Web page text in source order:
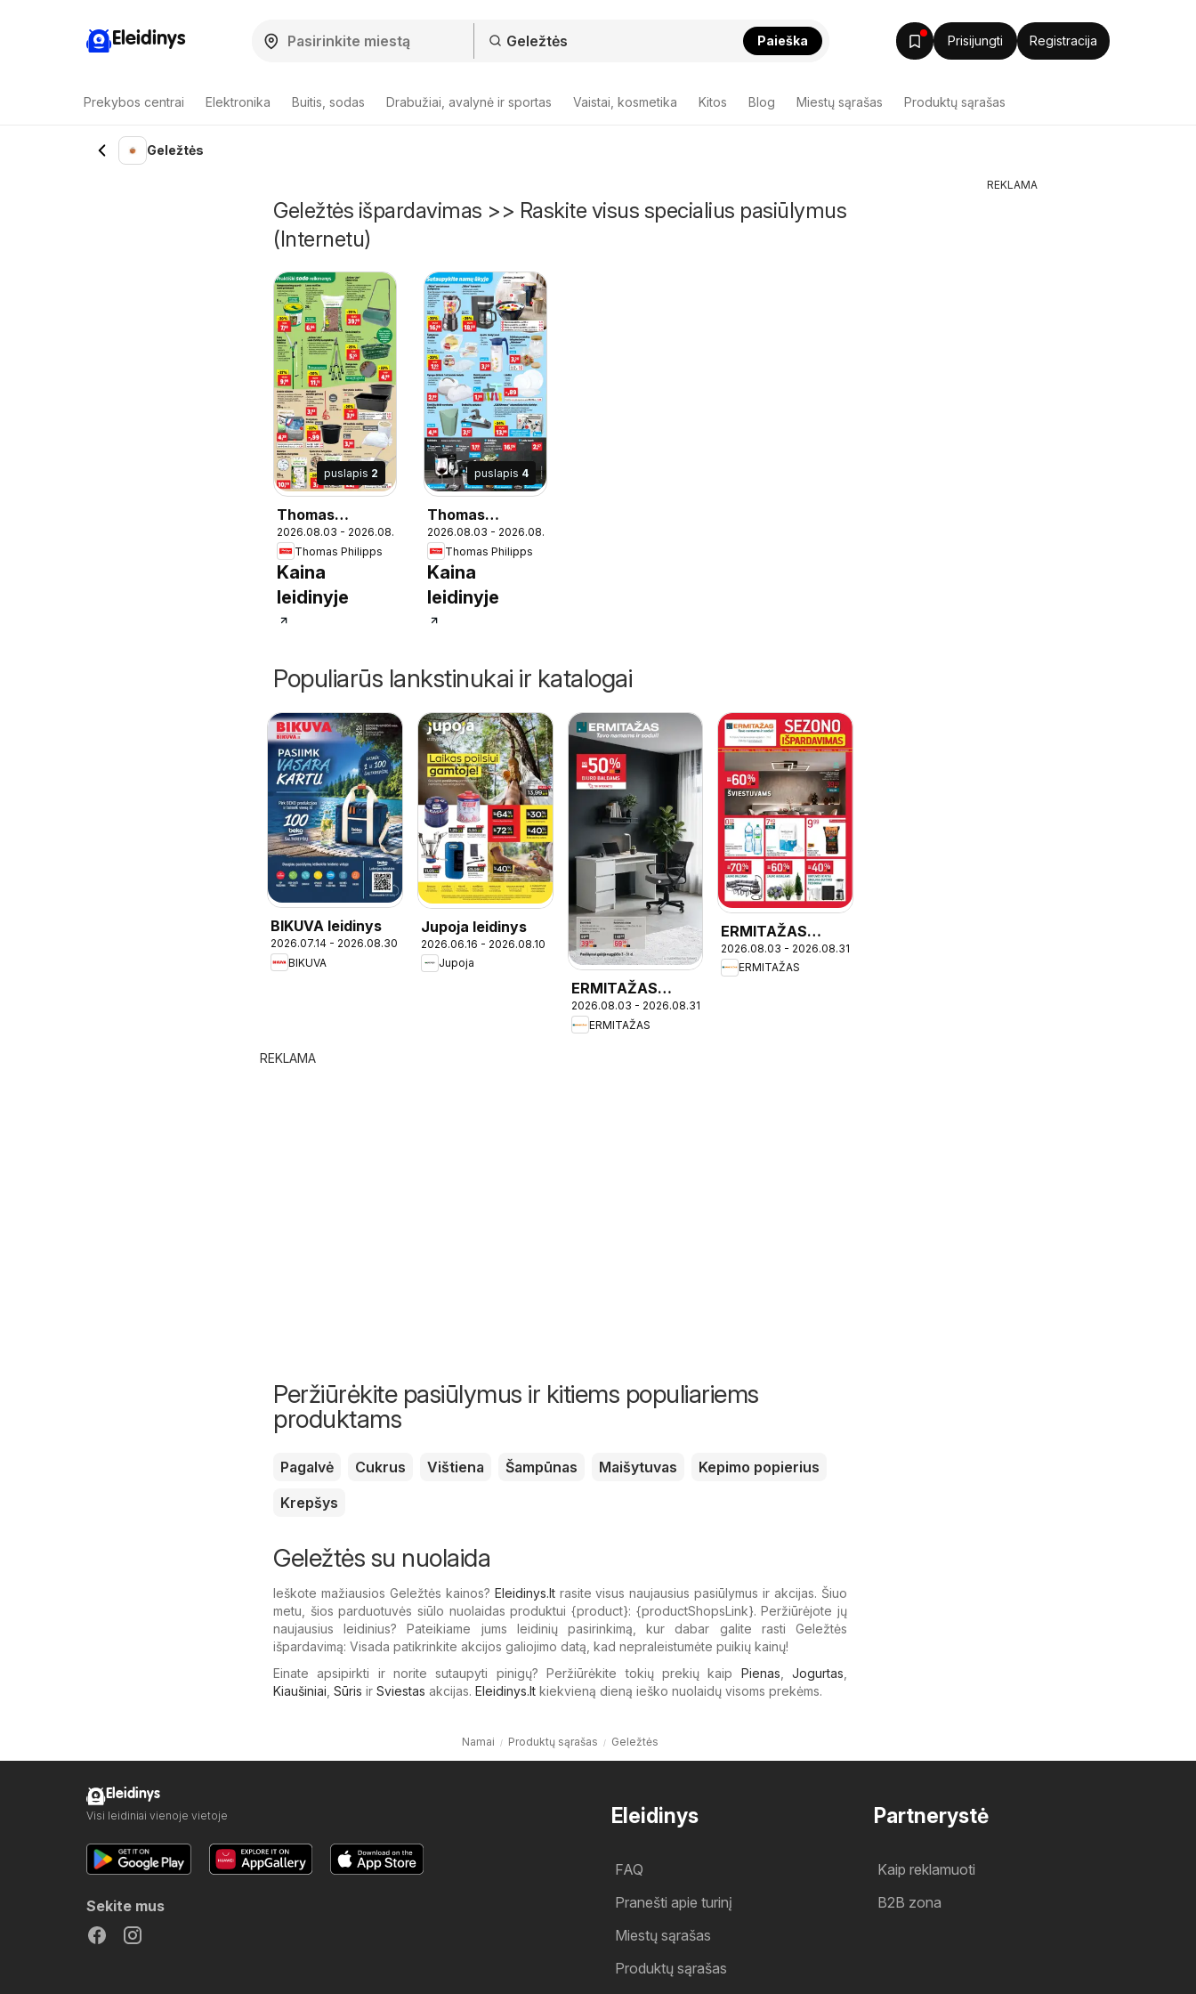
Eleidinys Paieška Prisijungti Registracija
Prekybos centrai Elektronika Buitis, sodas Drabužiai, avalynė ir sportas Vaistai, kosmetika Kitos Blog Miestų sąrašas Produktų sąrašas
Geležtės
Geležtės išpardavimas >> Raskite visus specialius pasiūlymus
(Internetu)
puslapis 2
Thomas
Philipps leidinys
2026.08.03 - 2026.08.09
Thomas Philipps
Kaina
leidinyje
puslapis 4
Thomas
Philipps leidinys
2026.08.03 - 2026.08.09
Thomas Philipps
Kaina
leidinyje
Populiarūs lankstinukai ir katalogai
BIKUVA leidinys
2026.07.14 - 2026.08.30
BIKUVA
Jupoja leidinys
2026.06.16 - 2026.08.10
Jupoja
ERMITAŽAS
leidinys -
Mokyklinis
2026.08.03 - 2026.08.31
ERMITAŽAS
ERMITAŽAS
leidinys
2026.08.03 - 2026.08.31
ERMITAŽAS
REKLAMA
Peržiūrėkite pasiūlymus ir kitiems populiariems
produktams
Pagalvė Cukrus Vištiena Šampūnas Maišytuvas
Kepimo popierius
Krepšys
Geležtės su nuolaida
Ieškote mažiausios Geležtės kainos? Eleidinys.ltrasite visus naujausius pasiūlymus ir akcijas. Šiuo
metu, šios parduotuvės siūlo nuolaidas produktui {​product}: {​productShopsLink}. Peržiūrėjote jų
naujausius leidinius? Pateikiame jums leidinių pasirinkimą, kur dabar galite rasti Geležtės
išpardavimą: Visada patikrinkite akcijos galiojimo datą, kad nepraleistumėte puikių kainų!
Einate apsipirkti ir norite sutaupyti pinigų? Peržiūrėkite tokių prekių kaip Pienas,Jogurtas,
Kiaušiniai, Sūris ir Sviestas akcijas. Eleidinys.lt kiekvieną dieną ieško nuolaidų visoms prekėms.
Namai Produktų sąrašas Geležtės
REKLAMA
Eleidinys
FAQ
Pranešti apie turinį
Miestų sąrašas
Produktų sąrašas
Partnerystė
Kaip reklamuoti
B2B zona
Eleidinys
Visi leidiniai vienoje vietoje
Sekite mus